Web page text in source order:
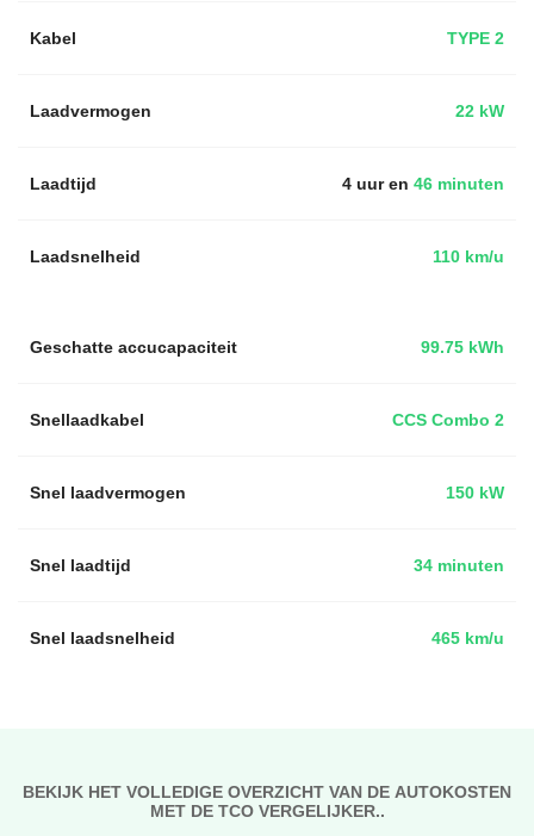
Kabel TYPE 2
Laadvermogen 22 kW
Laadtijd 4 uur en 46 minuten
Laadsnelheid 110 km/u
99.75 kWh
Geschatte accucapaciteit
Snellaadkabel CCS Combo 2
Snel laadvermogen 150 kW
Snel laadtijd 34 minuten
Snel laadsnelheid 465 km/u
BEKIJK HET VOLLEDIGE OVERZICHT VAN DE AUTOKOSTEN
MET DE TCO VERGELIJKER..